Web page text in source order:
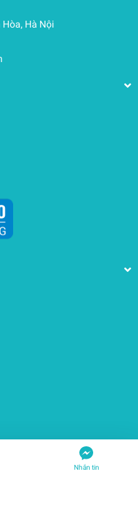
Hòa, Hà Nội
Nhắn tin